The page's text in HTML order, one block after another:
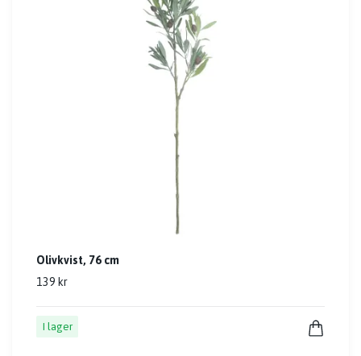
Olivkvist, 76 cm
139 kr
I lager